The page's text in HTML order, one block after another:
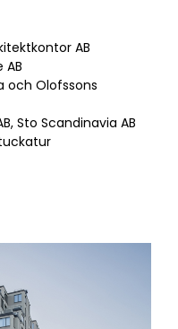
AB
AB
och Olofssons
Sto Scandinavia AB